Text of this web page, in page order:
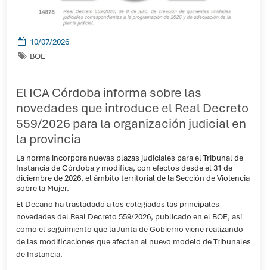
10/07/2026
BOE
El ICA Córdoba informa sobre las
novedades que introduce el Real Decreto
559/2026 para la organización judicial en
la provincia
La norma incorpora nuevas plazas judiciales para el Tribunal de
Instancia de Córdoba y modifica, con efectos desde el 31 de
diciembre de 2026, el ámbito territorial de la Sección de Violencia
sobre la Mujer.
El Decano ha trasladado a los colegiados las principales
novedades del Real Decreto 559/2026, publicado en el BOE, así
como el seguimiento que la Junta de Gobierno viene realizando
de las modificaciones que afectan al nuevo modelo de Tribunales
de Instancia.